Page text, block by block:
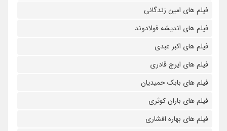
فیلم های امین زندگانی
فیلم های اندیشه فولادوند
فیلم های اکبر عبدی
فیلم های ایرج قادری
فیلم های بابک حمیدیان
فیلم های باران کوثری
فیلم های بهاره افشاری